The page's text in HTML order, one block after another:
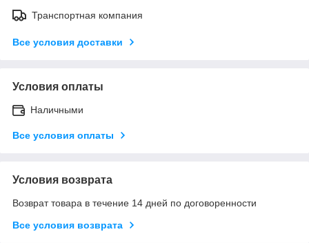
Транспортная компания
Все условия доставки
Условия оплаты
Наличными
Все условия оплаты
Условия возврата
Возврат товара в течение 14 дней по договоренности
Все условия возврата